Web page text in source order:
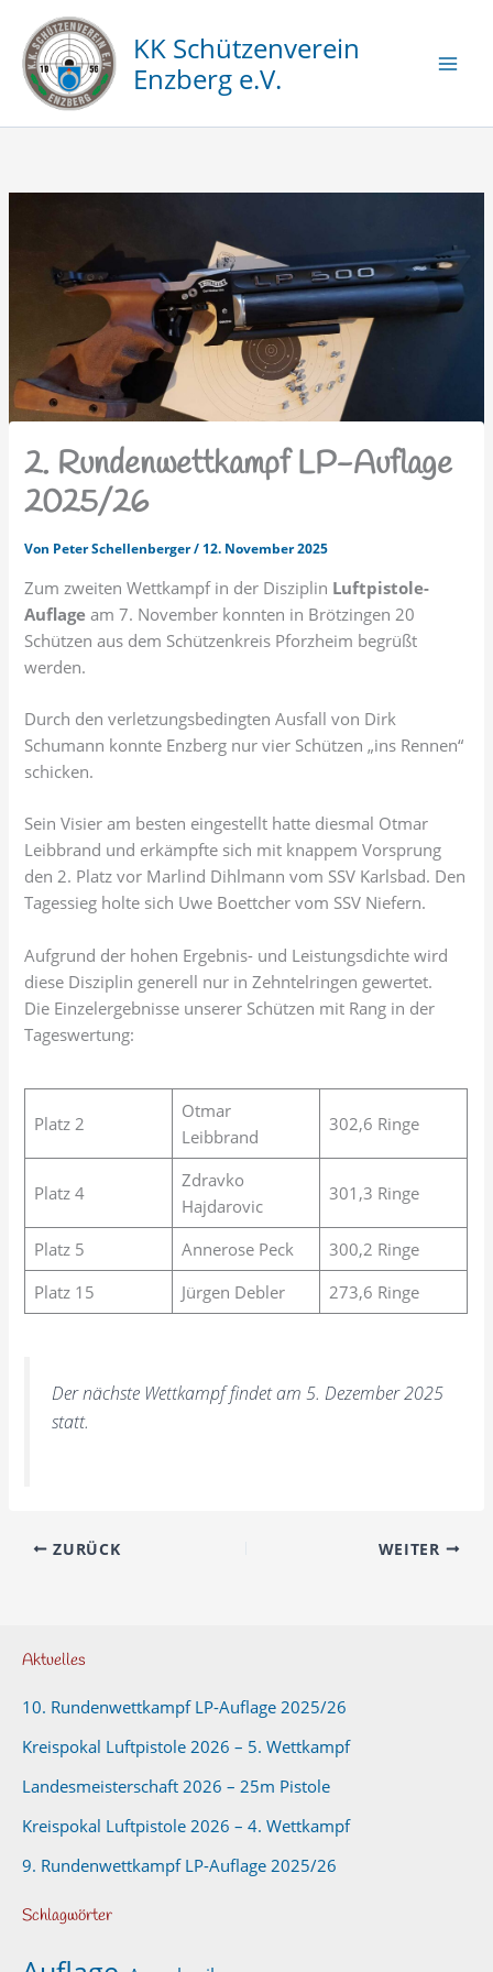
Inhalt
springen
KK Schützenverein
Enzberg e.V.
2. Rundenwettkampf LP-Auflage
2025/26
Von Peter Schellenberger/ 12. November 2025
Zum zweiten Wettkampf in der Disziplin Luftpistole-
Auflage am 7. November konnten in Brötzingen 20
Schützen aus dem Schützenkreis Pforzheim begrüßt
werden.
Durch den verletzungsbedingten Ausfall von Dirk
Schumann konnte Enzberg nur vier Schützen „ins Rennen“
schicken.
Sein Visier am besten eingestellt hatte diesmal Otmar
Leibbrand und erkämpfte sich mit knappem Vorsprung
den 2. Platz vor Marlind Dihlmann vom SSV Karlsbad. Den
Tagessieg holte sich Uwe Boettcher vom SSV Niefern.
Aufgrund der hohen Ergebnis- und Leistungsdichte wird
diese Disziplin generell nur in Zehntelringen gewertet.
Die Einzelergebnisse unserer Schützen mit Rang in der
Tageswertung:
Platz 2
Otmar
Leibbrand
302,6 Ringe
Platz 4
Zdravko
Hajdarovic
301,3 Ringe
Platz 5 Annerose Peck
300,2 Ringe
Platz 15
Jürgen Debler 273,6 Ringe
Der nächste Wettkampf findet am 5. Dezember 2025
statt.
ZURÜCK WEITER
Aktuelles
10. Rundenwettkampf LP-Auflage 2025/26
Kreispokal Luftpistole 2026 – 5. Wettkampf
Landesmeisterschaft 2026 – 25m Pistole
Kreispokal Luftpistole 2026 – 4. Wettkampf
9. Rundenwettkampf LP-Auflage 2025/26
Schlagwörter